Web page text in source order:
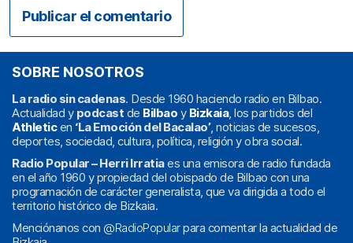
SOBRE NOSOTROS
La radio sin cadenas. Desde 1960 haciendo radio en Bilbao.
Actualidad y podcast de Bilbao y Bizkaia, los partidos del
Athleticen ‘La Emoción del Bacalao’, noticias de sucesos,
deportes, sociedad, cultura, política, religión y obra social.
Radio Popular – Herri Irratiaes una emisora de radio fundada
en el año 1960 y propiedad del obispado de Bilbao con una
programación de carácter generalista, que va dirigida a todo el
territorio histórico de Bizkaia.
Menciónanos con @RadioPopularpara comentar la actualidad de